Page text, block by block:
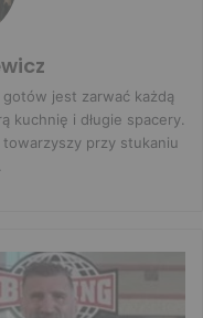
jest zarwać każdą
kuchnię i długie spacery.
przy stukaniu